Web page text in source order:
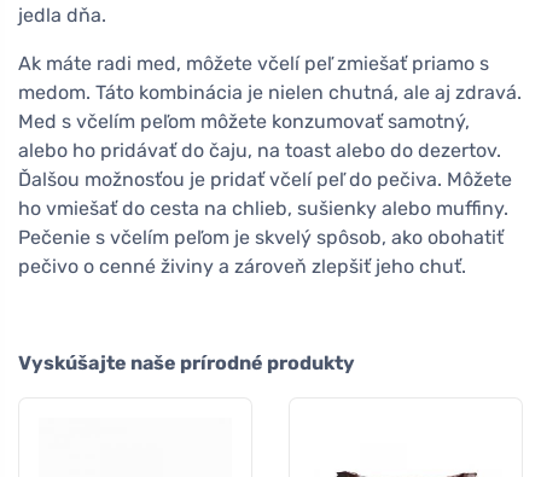
jedla dňa.
Ak máte radi med, môžete včelí peľ zmiešať priamo s
medom. Táto kombinácia je nielen chutná, ale aj zdravá.
Med s včelím peľom môžete konzumovať samotný,
alebo ho pridávať do čaju, na toast alebo do dezertov.
Ďalšou možnosťou je pridať včelí peľ do pečiva. Môžete
ho vmiešať do cesta na chlieb, sušienky alebo muffiny.
Pečenie s včelím peľom je skvelý spôsob, ako obohatiť
pečivo o cenné živiny a zároveň zlepšiť jeho chuť.
Vyskúšajte naše prírodné produkty